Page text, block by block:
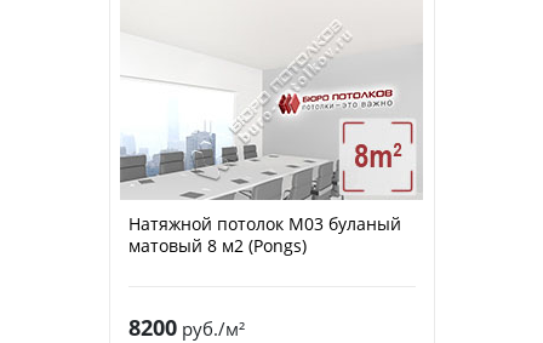
Натяжной потолок M03 буланый
матовый 8 м2 (Pongs)
8200руб./м²